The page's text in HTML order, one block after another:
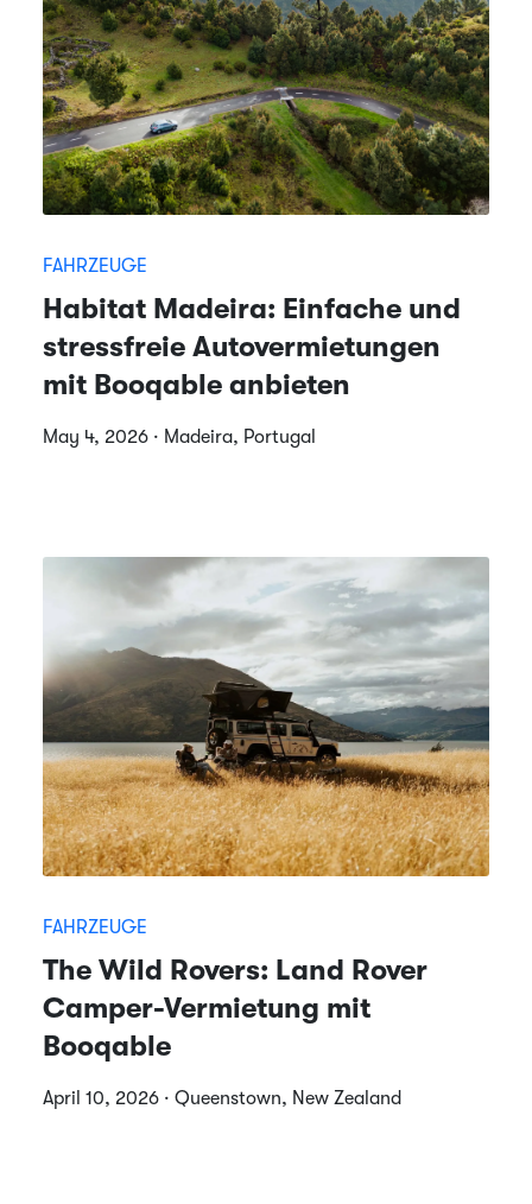
FAHRZEUGE
Habitat Madeira: Einfache und
stressfreie Autovermietungen
mit Booqable anbieten
May 4, 2026 · Madeira, Portugal
FAHRZEUGE
The Wild Rovers: Land Rover
Camper-Vermietung mit
Booqable
April 10, 2026 · Queenstown, New Zealand